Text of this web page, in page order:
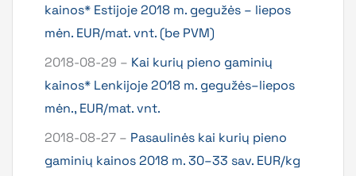
kainos* Estijoje 2018 m. gegužės – liepos
mėn. EUR/mat. vnt. (be PVM)
2018-08-29 – Kai kurių pieno gaminių
kainos* Lenkijoje 2018 m. gegužės–liepos
mėn., EUR/mat. vnt.
2018-08-27 – Pasaulinės kai kurių pieno
gaminių kainos 2018 m. 30–33 sav. EUR/kg